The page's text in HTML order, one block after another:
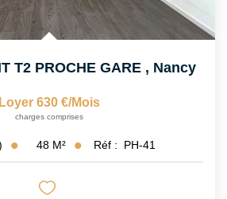
T2 PROCHE GARE , Nancy
Loyer 630 €/mois
charges comprises
48 M² Réf : PH-41